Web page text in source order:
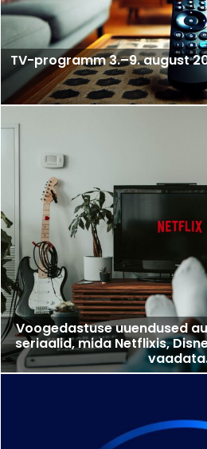
TV-programm 3.–9. august
Voogedastuse uuendused
seriaalid, mida Netflixis,